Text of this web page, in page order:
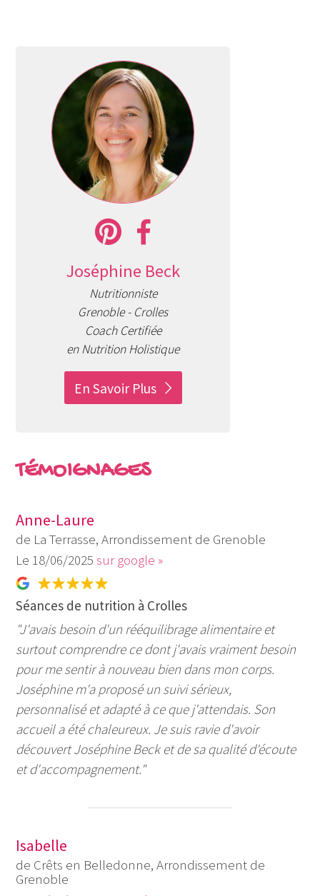
Joséphine Beck
Nutritionniste
Grenoble - Crolles
Coach Certifiée
en Nutrition Holistique
En Savoir Plus
TÉMOIGNAGES
Anne-Laure
de La Terrasse, Arrondissement de Grenoble
18/06/2025sur google »
Séances de nutrition à Crolles
"J'avais besoin d'un rééquilibrage alimentaire et
surtout comprendre ce dont j'avais vraiment besoin
pour me sentir à nouveau bien dans mon corps.
Joséphine m'a proposé un suivi sérieux,
personnalisé et adapté à ce que j'attendais. Son
accueil a été chaleureux. Je suis ravie d'avoir
découvert Joséphine Beck et de sa qualité d'écoute
et d'accompagnement."
Isabelle
de Crêts en Belledonne, Arrondissement de
Grenoble